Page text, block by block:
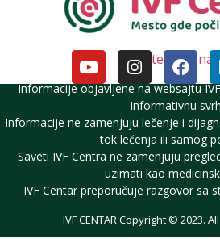
Pratite nas i na
Informacije objavljene na websajtu
informativnu
Informacije ne zamenjuju lečenje i
tok lečenja ili samog
Saveti IVF Centra ne zamenjuju
uzimati kao
IVF Centar preporučuje razgovor sa
lečenjem neplodnosti i
IVF CENTAR Copyright © 2023.